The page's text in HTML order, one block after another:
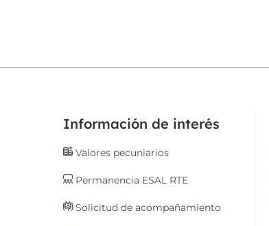
Información de interés
Valores pecuniarios
Permanencia ESAL RTE
Solicitud de acompañamiento